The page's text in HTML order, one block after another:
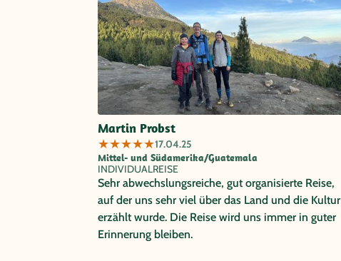
Martin Probst
★★★★★17.04.25
Mittel- und Südamerika/Guatemala
INDIVIDUALREISE
Sehr abwechslungsreiche, gut organisierte Reise,
auf der uns sehr viel über das Land und die Kultur
erzählt wurde. Die Reise wird uns immer in guter
Erinnerung bleiben.